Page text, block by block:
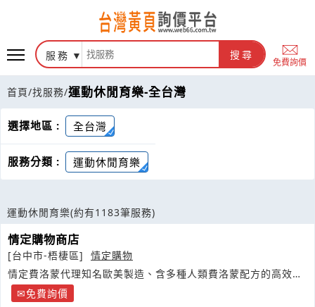
服務 搜尋
免費詢價
首頁/找服務/運動休閒育樂-全台灣
選擇地區 : 全台灣
服務分類 : 運動休閒育樂
運動休閒育樂(約有1183筆服務)
情定購物商店
[台中市-梧棲區]
情定購物
情定費洛蒙代理知名歐美製造、含多種人類費洛蒙配方的高效型
產品免費詢價